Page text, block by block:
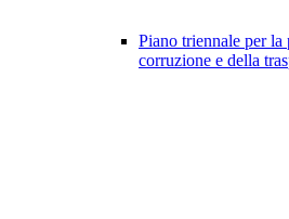
Piano triennale per la
corruzione e della